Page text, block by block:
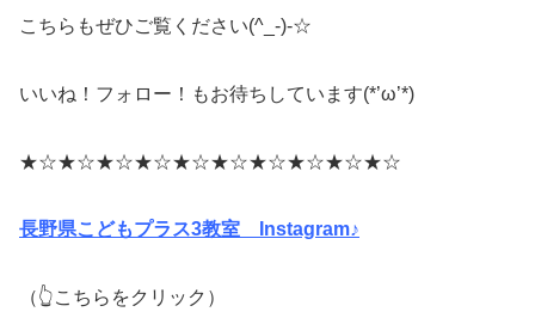
こちらもぜひご覧ください(^_-)-☆
いいね！フォロー！もお待ちしています(*’ω’*)
★☆★☆★☆★☆★☆★☆★☆★☆★☆★☆
長野県こどもプラス3教室 Instagram♪
（👆こちらをクリック）